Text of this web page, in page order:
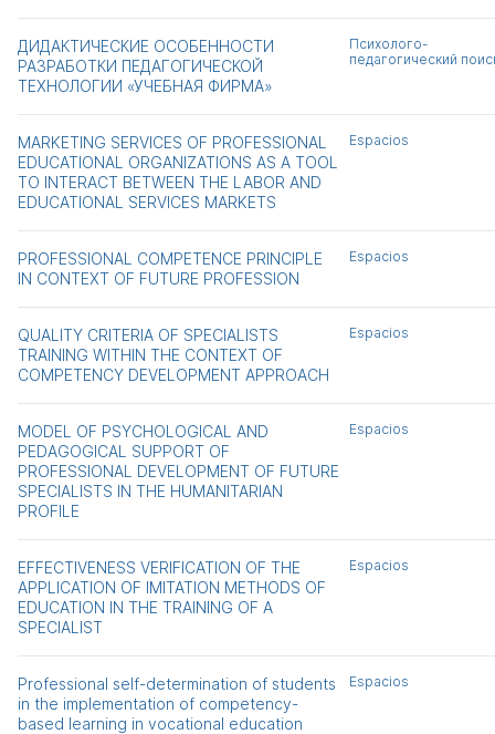
ДИДАКТИЧЕСКИЕ ОСОБЕННОСТИ
РАЗРАБОТКИ ПЕДАГОГИЧЕСКОЙ
ТЕХНОЛОГИИ «УЧЕБНАЯ ФИРМА»
Психолого-
педагогический
MARKETING SERVICES OF PROFESSIONAL
EDUCATIONAL ORGANIZATIONS AS A TOOL
TO INTERACT BETWEEN THE LABOR AND
EDUCATIONAL SERVICES MARKETS
Espacios
PROFESSIONAL COMPETENCE PRINCIPLE
IN CONTEXT OF FUTURE PROFESSION
Espacios
QUALITY CRITERIA OF SPECIALISTS
TRAINING WITHIN THE CONTEXT OF
COMPETENCY DEVELOPMENT APPROACH
Espacios
MODEL OF PSYCHOLOGICAL AND
PEDAGOGICAL SUPPORT OF
PROFESSIONAL DEVELOPMENT OF FUTURE
SPECIALISTS IN THE HUMANITARIAN
PROFILE
Espacios
EFFECTIVENESS VERIFICATION OF THE
APPLICATION OF IMITATION METHODS OF
EDUCATION IN THE TRAINING OF A
SPECIALIST
Espacios
Professional self-determination of students
in the implementation of competency-
based learning in vocational education
Espacios